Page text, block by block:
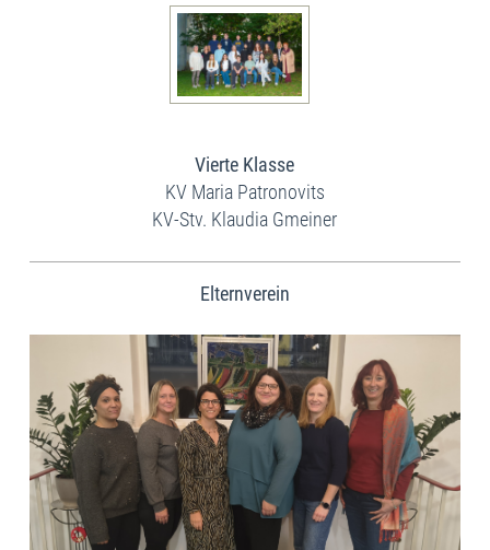
Vierte Klasse
KV Maria Patronovits
KV-Stv. Klaudia Gmeiner
Elternverein